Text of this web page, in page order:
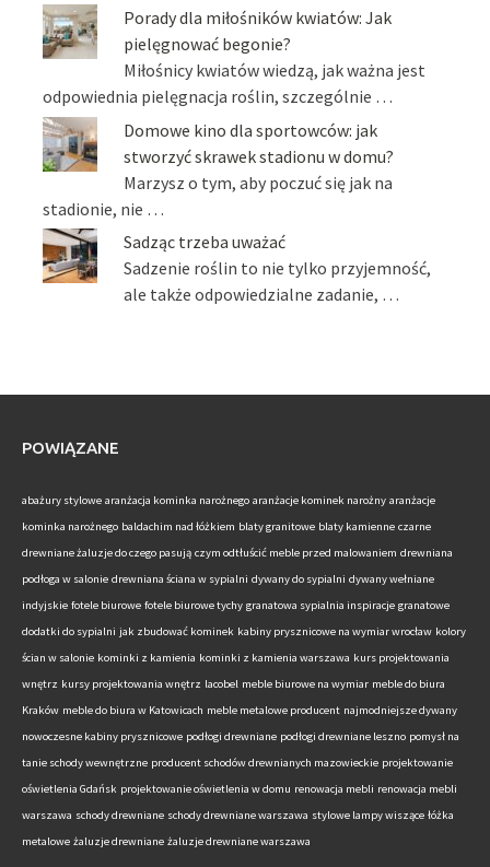
Porady dla miłośników kwiatów: Jak
pielęgnować begonie?
Miłośnicy kwiatów wiedzą, jak ważna jest
odpowiednia pielęgnacja roślin, szczególnie …
Domowe kino dla sportowców: jak
stworzyć skrawek stadionu w domu?
Marzysz o tym, aby poczuć się jak na
stadionie, nie …
Sadząc trzeba uważać
Sadzenie roślin to nie tylko przyjemność,
ale także odpowiedzialne zadanie, …
POWIĄZANE
abażury stylowe aranżacja kominka narożnego aranżacje kominek narożny aranżacje
kominka narożnego baldachim nad łóżkiem blaty granitowe blaty kamienne czarne
drewniane żaluzje do czego pasują czym odtłuścić meble przed malowaniem drewniana
podłoga w salonie drewniana ściana w sypialni dywany do sypialni dywany wełniane
indyjskie fotele biurowe fotele biurowe tychy granatowa sypialnia inspiracje granatowe
dodatki do sypialni jak zbudować kominek kabiny prysznicowe na wymiar wrocław kolory
ścian w salonie kominki z kamienia kominki z kamienia warszawa kurs projektowania
wnętrz kursy projektowania wnętrz lacobel meble biurowe na wymiar meble do biura
Kraków meble do biura w Katowicach meble metalowe producent najmodniejsze dywany
nowoczesne kabiny prysznicowe podłogi drewniane podłogi drewniane leszno pomysł na
tanie schody wewnętrzne producent schodów drewnianych mazowieckie projektowanie
oświetlenia Gdańsk projektowanie oświetlenia w domu renowacja mebli renowacja mebli
warszawa schody drewniane schody drewniane warszawa stylowe lampy wiszące łóżka
metalowe żaluzje drewniane żaluzje drewniane warszawa